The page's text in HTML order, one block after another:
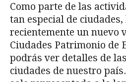
Como parte de las
tan especial de
recientemente un nuevo
Ciudades Patrimonio de
podrás ver detalles de
ciudades de nuestro